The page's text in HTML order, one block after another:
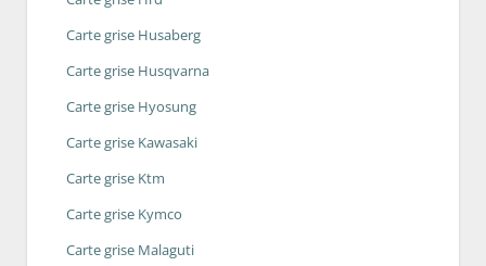
Carte grise Husaberg
Carte grise Husqvarna
Carte grise Hyosung
Carte grise Kawasaki
Carte grise Ktm
Carte grise Kymco
Carte grise Malaguti